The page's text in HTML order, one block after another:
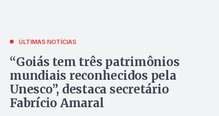
ÚLTIMAS NOTÍCIAS
“Goiás tem três patrimônios
mundiais reconhecidos pela
Unesco”, destaca secretário
Fabrício Amaral